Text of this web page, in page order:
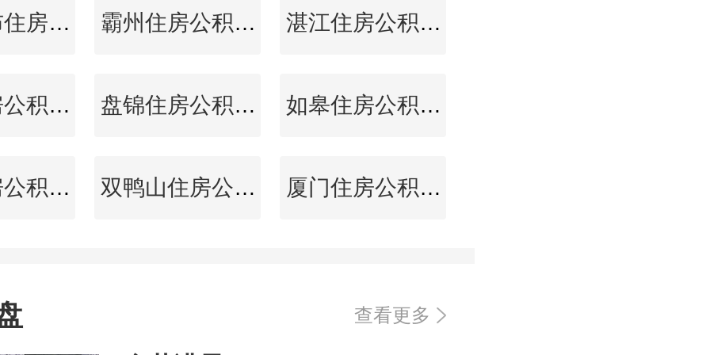
乌兰察布住房公积金查询 霸州住房公积金查询 湛江住房公积金查询
天水住房公积金查询 盘锦住房公积金查询 如皋住房公积金查询
唐山住房公积金查询 双鸭山住房公积金查询 厦门住房公积金查询
查看更多